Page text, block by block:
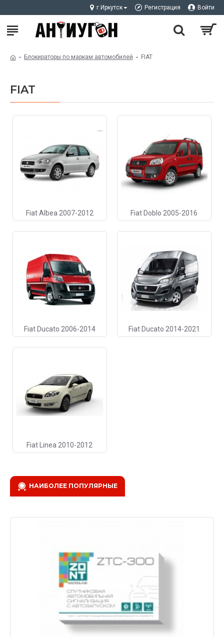
г.Иркутск Регистрация Войти
Блокираторы по маркам автомобилей FIAT
FIAT
Fiat Albea 2007-2012 Fiat Doblo 2005-2016
Fiat Ducato 2006-2014 Fiat Ducato 2014-2021
Fiat Linea 2010-2012
НАИБОЛЕЕ ПОПУЛЯРНЫЕ